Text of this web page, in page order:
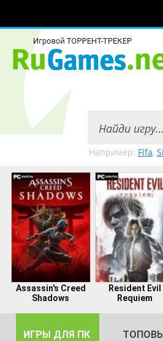
Например: Fifa,
Assassin's Creed
Shadows
Resident Evil
Requiem
ИГРЫ ДЛЯ ПК